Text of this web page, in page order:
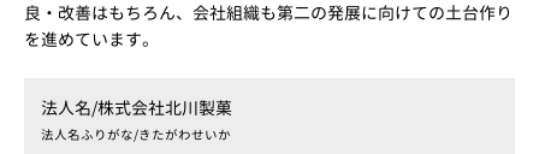
良・改善はもちろん、会社組織も第二の発展に向けての土台作り
を進めています。
法人名/株式会社北川製菓
法人名ふりがな/きたがわせいか